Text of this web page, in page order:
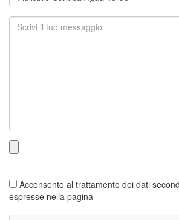
Acconsento al trattamento dei dati
espresse nella pagina